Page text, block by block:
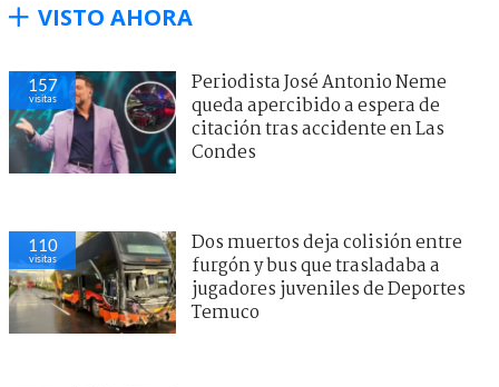
VISTO AHORA
157
visitas
Periodista José Antonio Neme
queda apercibido a espera de
citación tras accidente en Las
Condes
110
visitas
Dos muertos deja colisión entre
furgón y bus que trasladaba a
jugadores juveniles de Deportes
Temuco